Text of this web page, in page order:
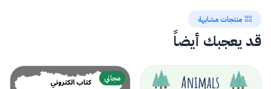
منتجات مشابهة
قد يعجبك أيضاً
مجاني